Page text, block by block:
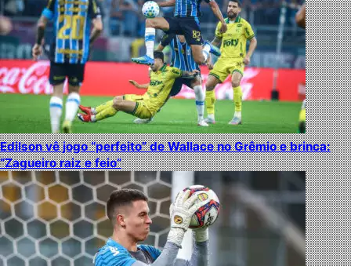
Edilson vê jogo “perfeito” de Wallace no Grêmio e brinca:
“Zagueiro raiz e feio”